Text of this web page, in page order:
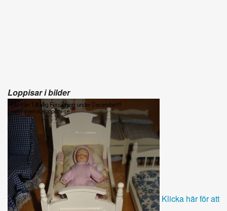
Loppisar i bilder
Klicka här för att